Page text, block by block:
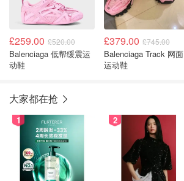
£259.00 £520.00
Balenciaga 低帮缓震运
动鞋
£379.00 £745.00
Balenciaga Track 网面
运动鞋
大家都在抢
1 2